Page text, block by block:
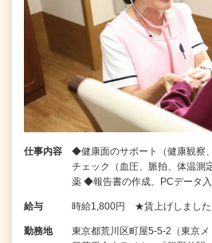
仕事内容
◆健康面のサポート（健康観察
チェック（血圧、脈拍、体温
薬 ◆報告書の作成、PCデータ
給与 時給1,800円 ★賃上げしました
勤務地
東京都荒川区町屋5-5-2（東京メ